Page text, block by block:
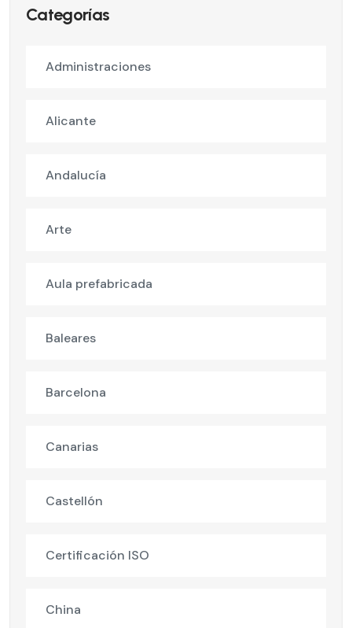
Categorías
Administraciones
Alicante
Andalucía
Arte
Aula prefabricada
Baleares
Barcelona
Canarias
Castellón
Certificación ISO
China